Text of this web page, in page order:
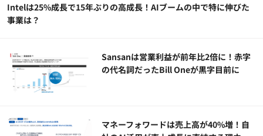
Intelは25%成長で15年ぶりの高成長！AIブームの中で特に伸びた
事業は？
Sansanは営業利益が前年比2倍に！赤字
の代名詞だったBill Oneが黒字目前に
マネーフォワードは売上高が40%増！自